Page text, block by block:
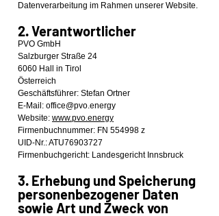
Datenverarbeitung im Rahmen unserer Website.
2. Verantwortlicher
PVO GmbH
Salzburger Straße 24
6060 Hall in Tirol
Österreich
Geschäftsführer: Stefan Ortner
E-Mail: office@pvo.energy
Website: www.pvo.energy
Firmenbuchnummer: FN 554998 z
UID-Nr.: ATU76903727
Firmenbuchgericht: Landesgericht Innsbruck
3. Erhebung und Speicherung
personenbezogener Daten
sowie Art und Zweck von